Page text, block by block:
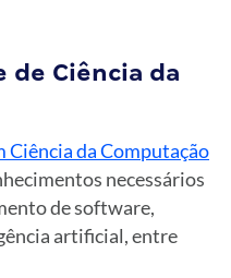
de Ciência da
Ciência da Computação
necessários
de software,
artificial, entre